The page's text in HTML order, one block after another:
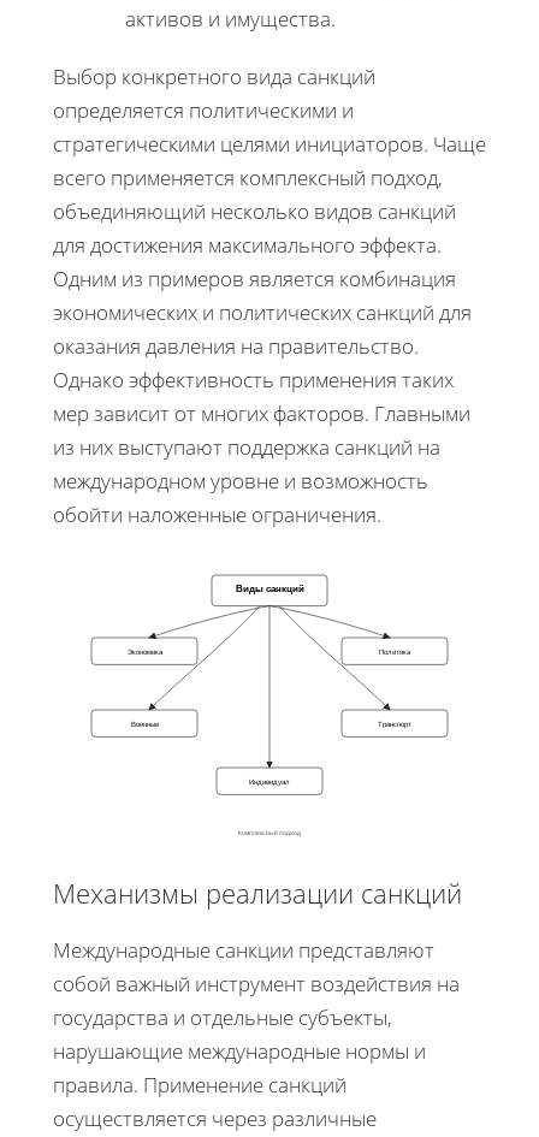
активов и имущества.
Выбор конкретного вида санкций
определяется политическими и
стратегическими целями инициаторов. Чаще
всего применяется комплексный подход,
объединяющий несколько видов санкций
для достижения максимального эффекта.
Одним из примеров является комбинация
экономических и политических санкций для
оказания давления на правительство.
Однако эффективность применения таких
мер зависит от многих факторов. Главными
из них выступают поддержка санкций на
международном уровне и возможность
обойти наложенные ограничения.
Виды санкций
Экономика Политика
Военные Транспорт
Индивидуал
Комплексный подход
Механизмы реализации санкций
Международные санкции представляют
собой важный инструмент воздействия на
государства и отдельные субъекты,
нарушающие международные нормы и
правила. Применение санкций
осуществляется через различные